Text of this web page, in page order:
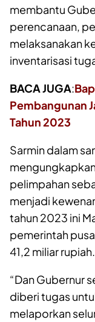
membantu
perencanaan,
melaksanakan
inventarisasi
BACA JUGA:
Pembangunan
Tahun 2023
Sarmin dalam
pelimpahan
menjadi
tahun 2023 ini
pemerintah
41,2 miliar rupiah.
“Dan Gubernur
diberi tugas
melaporkan